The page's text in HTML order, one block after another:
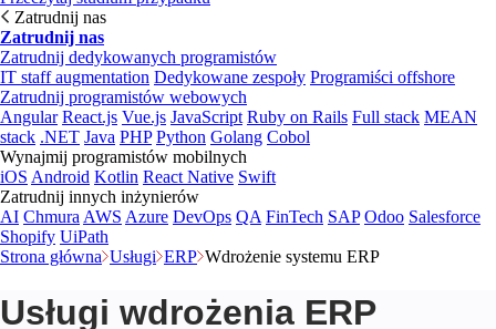
Zatrudnij nas
Zatrudnij nas
Zatrudnij dedykowanych programistów
IT staff augmentation Dedykowane zespoły Programiści offshore
Zatrudnij programistów webowych
Angular React.js Vue.js JavaScript Ruby on Rails Full stack MEAN
stack .NET Java PHP Python Golang Cobol
Wynajmij programistów mobilnych
iOS Android Kotlin React Native Swift
Zatrudnij innych inżynierów
AI Chmura AWS Azure DevOps QA FinTech SAP Odoo Salesforce
Shopify UiPath
Strona główna Usługi ERP Wdrożenie systemu ERP
Usługi wdrożenia ERP